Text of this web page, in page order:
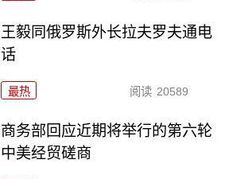
王毅同俄罗斯外长拉夫罗夫通电
话
最热 阅读 20589
商务部回应近期将举行的第六轮
中美经贸磋商